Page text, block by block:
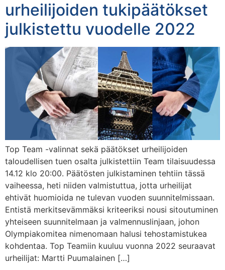
urheilijoiden tukipäätökset
julkistettu vuodelle 2022
Top Team -valinnat sekä päätökset urheilijoiden
taloudellisen tuen osalta julkistettiin Team tilaisuudessa
14.12 klo 20:00. Päätösten julkistaminen tehtiin tässä
vaiheessa, heti niiden valmistuttua, jotta urheilijat
ehtivät huomioida ne tulevan vuoden suunnitelmissaan.
Entistä merkitsevämmäksi kriteeriksi nousi sitoutuminen
yhteiseen suunnitelmaan ja valmennuslinjaan, johon
Olympiakomitea nimenomaan halusi tehostamistukea
kohdentaa. Top Teamiin kuuluu vuonna 2022 seuraavat
urheilijat: Martti Puumalainen […]